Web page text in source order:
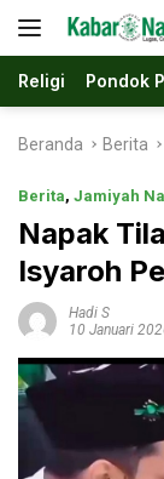
Religi Pondok
Beranda Berita
Berita, Jamiyah
Napak
Isyaroh
Hadi S
10 Januari